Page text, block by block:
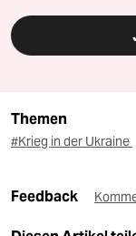
Themen
#Krieg in der Ukraine
Feedback